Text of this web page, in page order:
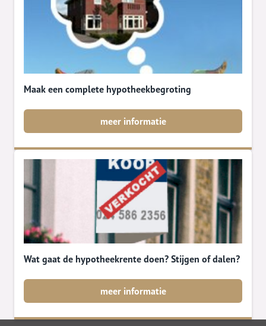
Maak een complete hypotheekbegroting
meer informatie
Wat gaat de hypotheekrente doen? Stijgen of dalen?
meer informatie